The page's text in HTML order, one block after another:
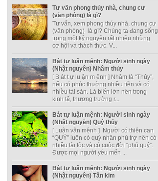
Tư vấn phong thủy nhà, chung cư
(văn phòng) là gì?
Tư vấn, xem phong thủy nhà, chung cư
(văn phòng) là gì? Chúng ta đang sống
trong một kỷ nguyên rất nhiều những
cơ hội và thách thức. V...
Bát tự luận mệnh: Người sinh ngày
(Nhật nguyên) Nhâm thủy
[ B át t ự lu ận m ệnh ] Nhâm là “Thủy”,
nếu có phúc thường nhiều tiền và có
nhiều tài sản. Là biển lớn nên trong
kinh tế, thương trường r...
Bát tự luận mệnh: Người sinh ngày
(Nhật nguyên) Quý thủy
[ Luận vận mệnh ] Người có thiên can
“QUÝ” luôn có quý nhân phù trợ nên có
nhiều tài lộc và có cuộc đời “phú quý”.
Được mọi người yêu mến ...
Bát tự luận mệnh: Người sinh ngày
(Nhật nguyên) Tân kim